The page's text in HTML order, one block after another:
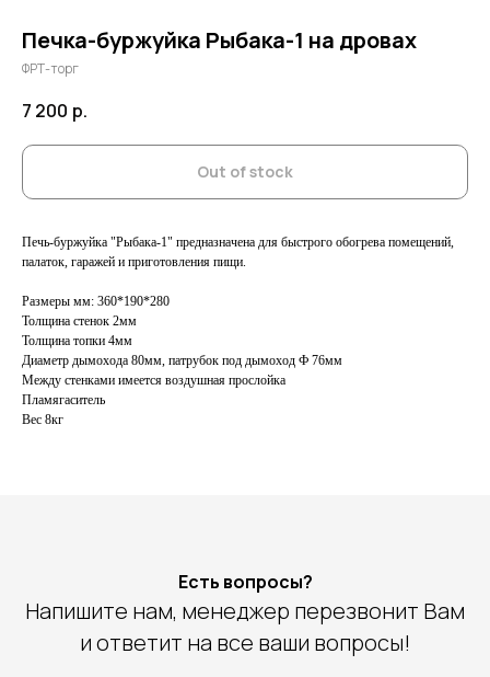
Печка-буржуйка Рыбака-1 на дровах
ФРТ-торг
7 200 р.
Out of stock
Печь-буржуйка "Рыбака-1" предназначена для быстрого обогрева помещений,
палаток, гаражей и приготовления пищи.
Размеры мм: 360*190*280
Толщина стенок 2мм
Толщина топки 4мм
Диаметр дымохода 80мм, патрубок под дымоход Ф 76мм
Между стенками имеется воздушная прослойка
Пламягаситель
Вес 8кг
Есть вопросы?
Напишите нам, менеджер перезвонит Вам
и ответит на все ваши вопросы!